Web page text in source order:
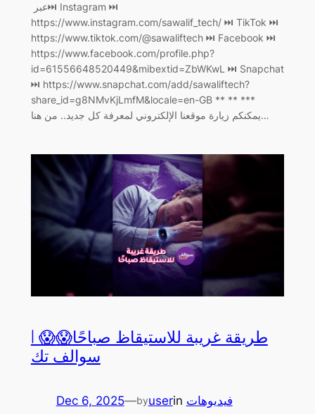
عبر ‏⏭ Instagram ⏭
https://www.instagram.com/sawalif_tech/ ‏⏭ TikTok ⏭
https://www.tiktok.com/@sawaliftech ‏⏭ Facebook ⏭
https://www.facebook.com/profile.php?
id=61556648520449&mibextid=ZbWKwL ‏⏭ Snapchat
⏭ https://www.snapchat.com/add/sawaliftech?
share_id=g8NMvKjLmfM&locale=en-GB ** ** ***
يمكنكم زيارة موقعنا الإلكتروني لمعرفة كل جديد.. من هنا…
طريقة غريبة للاستيقاظ صباحًا😱😱 |
سوالف تك
Dec 6, 2025—byuserin فيديوهات